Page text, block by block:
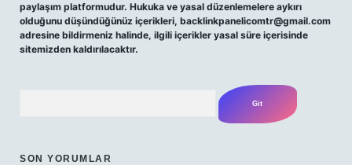
paylaşım platformudur. Hukuka ve yasal düzenlemelere aykırı
olduğunu düşündüğünüz içerikleri, backlinkpanelicomtr@gmail.com
adresine bildirmeniz halinde, ilgili içerikler yasal süre içerisinde
sitemizden kaldırılacaktır.
SON YORUMLAR